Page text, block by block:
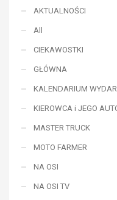
AKTUALNOŚCI
All
CIEKAWOSTKI
GŁÓWNA
KALENDARIUM
KIEROWCA i JEGO
MASTER TRUCK
MOTO FARMER
NA OSI
NA OSI TV